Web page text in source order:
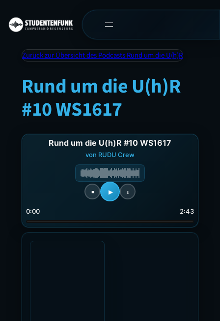
Zurück zur Übersicht des Podcasts Rund um die U(h)R
Rund um die U(h)R
#10 WS1617
Rund um die U(h)R #10 WS1617
von RUDU Crew
0:00 2:43